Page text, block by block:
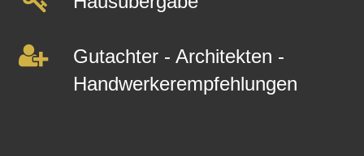
Gutachter - Architekten -
Handwerkerempfehlungen